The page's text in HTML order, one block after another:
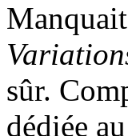
sûr.
dédiée